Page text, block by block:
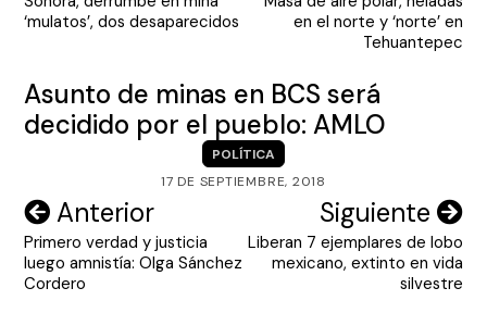
de
‘mulatos’, dos desaparecidos
en el norte y ‘norte’ en
Tehuantepec
Asunto de minas en BCS será
decidido por el pueblo: AMLO
POLÍTICA
17 DE SEPTIEMBRE, 2018
Navegación
de
entradas
Anterior
Primero verdad y justicia
luego amnistía: Olga Sánchez
Cordero
Siguiente
Liberan 7 ejemplares de lobo
mexicano, extinto en vida
silvestre